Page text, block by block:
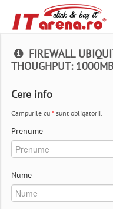
FIREWALL
THOUGHPUT:
Cere info
Campurile cu * sunt obligatorii.
Prenume
Nume